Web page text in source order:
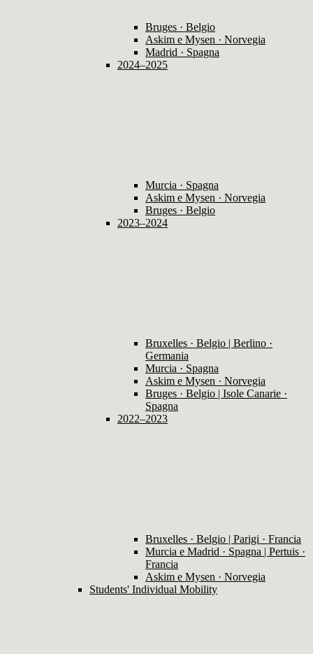
Bruges · Belgio
Askim e Mysen · Norvegia
Madrid · Spagna
2024–2025
Murcia · Spagna
Askim e Mysen · Norvegia
Bruges · Belgio
2023–2024
Bruxelles · Belgio | Berlino ·
Germania
Murcia · Spagna
Askim e Mysen · Norvegia
Bruges · Belgio | Isole Canarie ·
Spagna
2022–2023
Bruxelles · Belgio | Parigi · Francia
Murcia e Madrid · Spagna | Pertuis ·
Francia
Askim e Mysen · Norvegia
Students' Individual Mobility